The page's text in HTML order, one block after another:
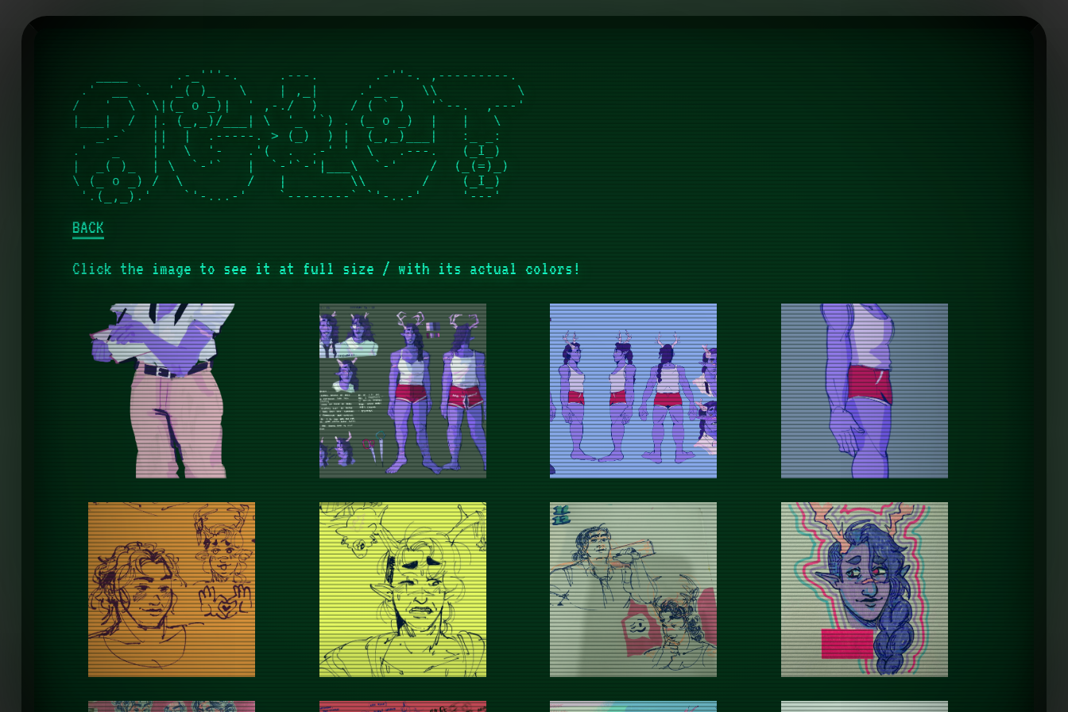
   ____      .-_'''-.     .---.       .-''-. ,---------.
.'  __ `.  '_( )_   \    | ,_|     .'_ _   \\          \
/   '  \  \|(_ o _)|  ' ,-./  )    / ( ` )   '`--.  ,---'
|___|  /  |. (_,_)/___| \  '_ '`) . (_ o _)  |   |   \
   _.-`   ||  |  .-----. > (_)  ) |  (_,_)___|   :_ _:
.'   _    |'  \  '-   .'(  .  .-' '  \   .---.   (_I_)
|  _( )_  | \  `-'`   |  `-'`-'|___\  `-'    /  (_(=)_)
\ (_ o _) /  \        /   |        \\       /    (_I_)
BACK
Click the image to see it at full size / with its actual colors!